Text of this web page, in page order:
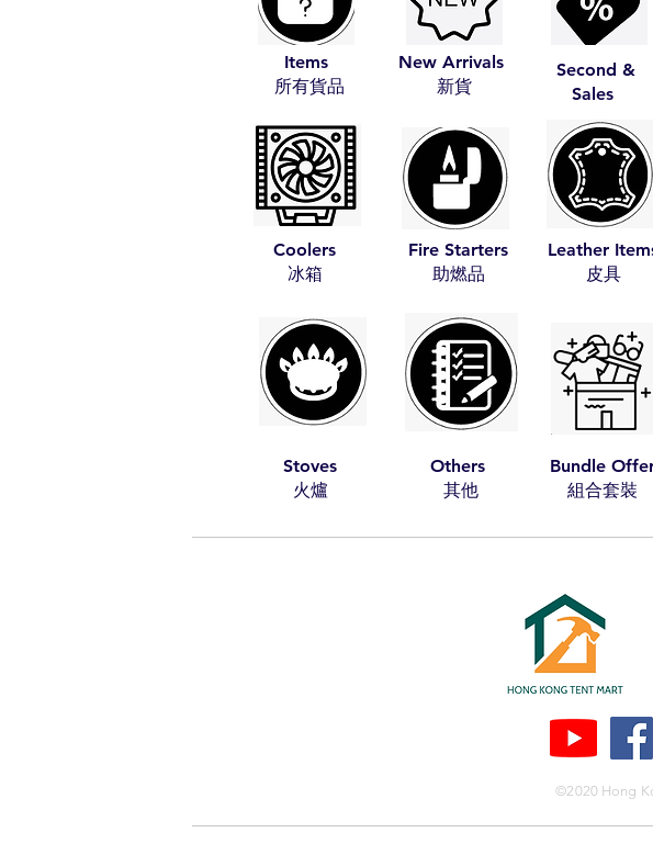
Items
​所有貨品
Coolers
​冰箱
New Arrivals
​新貨
Fire Starters
​助燃品
Second &
Sales
Leather
​皮具
Stoves
​火爐
Others
​其他
Bundle
​組合套裝​​
©2020 Hong